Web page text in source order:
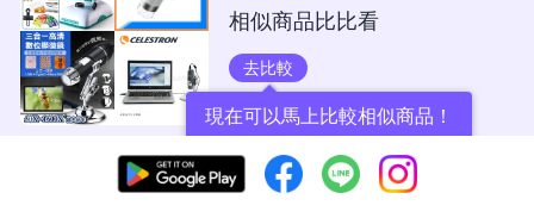
相似商品比比看
去比較
現在可以馬上比較相似商品！